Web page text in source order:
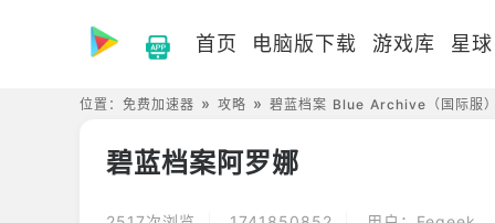
首页 电脑版下载 游戏库 星球
位置： 免费加速器 攻略 碧蓝档案 Blue Archive（国际服
碧蓝档案阿罗娜